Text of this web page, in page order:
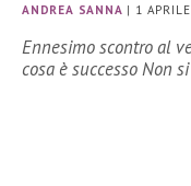
ANDREA SANNA | 1
Ennesimo scontro al
cosa è successo Non